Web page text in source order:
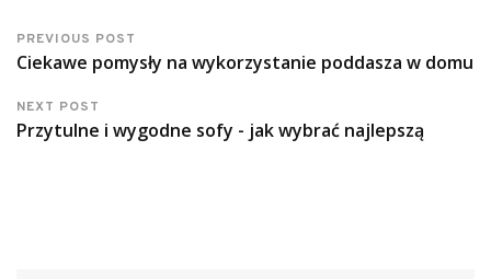
PREVIOUS POST
Ciekawe pomysły na wykorzystanie poddasza w domu
NEXT POST
Przytulne i wygodne sofy - jak wybrać najlepszą